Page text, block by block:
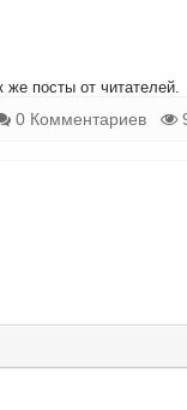
посты от читателей.
0 Комментариев